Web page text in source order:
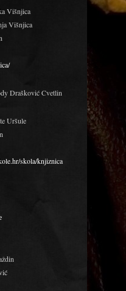
Višnjica
Višnjica
Drašković Cvetlin
Uršule
skola/knjiznica